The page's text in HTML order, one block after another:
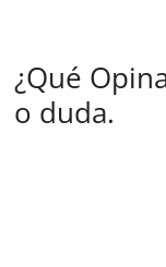
¿Qué
o duda.